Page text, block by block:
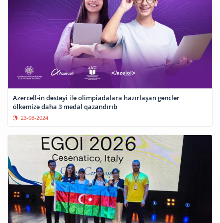
Azercell-in dəstəyi ilə olimpiadalara hazırlaşan gənclər
ölkəmizə daha 3 medal qazandırıb
23-08-2024